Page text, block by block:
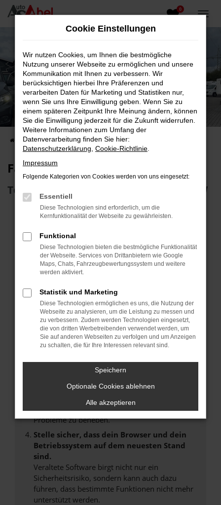
Zum
0
Fahrzeug-Showroom
Top Auswahl an Reisemobilen und PKW
Startseite Fahrzeugangebote Fahrzeugsuche
Fahrzeug-Showroom
Top Auswahl an Reisemobilen und PKW
Fehler: Network Error
Beim Laden ist ein Fehler aufgetreten.
Hier sind ein paar Tipps, die dir helfen können:
Internetverbindung.
Laden andere Webseiten, zum Beispiel deine
Suchmaschine?
Prüfe deine Browsererweiterungen.
Manche Erweiterungen, wie Werbeblocker,
können das Laden bestimmter Seiten
verhindern. Funktioniert die Seite in einem
anderen Browser oder in einem privaten
Starte dein Gerät neu.
Das kann manchmal helfen, vorübergehende
Probleme zu beheben.
Stelle sicher, dass dein Browser und dein
Betriebssystem auf dem neuesten Stand
sind.
Veraltete Software birgt nicht nur ein
Sicherheitsrisiko, sondern kann auch dazu
führen, dass bestimmte Funktionen nicht mehr
unterstützt werden.
Cookie Einstellungen
Wir nutzen Cookies, um Ihnen die bestmögliche
Nutzung unserer Webseite zu ermöglichen und unsere
Kommunikation mit Ihnen zu verbessern. Wir
berücksichtigen hierbei Ihre Präferenzen und
verarbeiten Daten für Marketing und Statistiken nur,
wenn Sie uns Ihre Einwilligung geben. Wenn Sie zu
einem späteren Zeitpunkt Ihre Meinung ändern, können
Sie die Einwilligung jederzeit für die Zukunft widerrufen.
Weitere Informationen zum Umfang der
Datenverarbeitung finden Sie hier:
Datenschutzerklärung Cookie-Richtlinie
Impressum
Folgende Kategorien von Cookies werden von uns eingesetzt:
Essentiell
Diese Technologien sind erforderlich, um die
Kernfunktionalität der Webseite zu gewährleisten.
Funktional
Diese Technologien bieten die bestmögliche Funktionalität
der Webseite. Services von Drittanbietern wie Google
Maps, Chats, Fahrzeugbewertungssystem und weitere
werden aktiviert.
Statistik und Marketing
Diese Technologien ermöglichen es uns, die Nutzung der
Webseite zu analysieren, um die Leistung zu messen und
zu verbessern. Zudem werden Technologien eingesetzt,
die von dritten Werbetreibenden verwendet werden, um
Sie auf anderen Webseiten zu verfolgen und um Anzeigen
zu schalten, die für Ihre Interessen relevant sind.
Speichern
Optionale Cookies ablehnen
Alle akzeptieren